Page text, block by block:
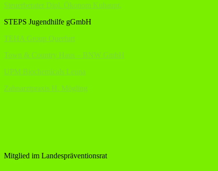
Steuerberater Dipl. Ökonom Kuhaupt,
STEPS Jugendhilfe gGmbH
TEHA Group Querfurt
Town & Country Haus – BNW GmbH
UPM Biochemicals Leuna
Zahnarztpraxis H. Mögling
Mitglied im Landespräventionsrat